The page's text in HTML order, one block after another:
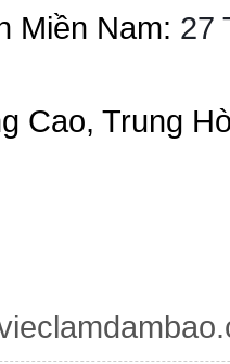
Miền Nam: 27
Cao, Trung